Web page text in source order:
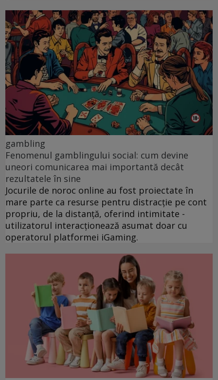
gambling
Fenomenul gamblingului social: cum devine
uneori comunicarea mai importantă decât
rezultatele în sine
Jocurile de noroc online au fost proiectate în
mare parte ca resurse pentru distracție pe cont
propriu, de la distanță, oferind intimitate -
utilizatorul interacționează asumat doar cu
operatorul platformei iGaming.